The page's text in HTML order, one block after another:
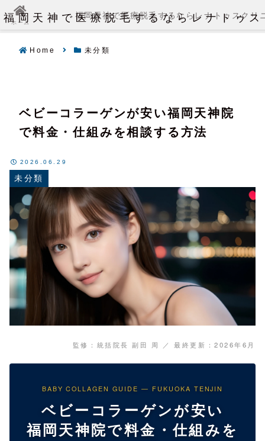
福岡天神で医療脱毛するならレナトゥ
Home 未分類
ベビーコラーゲンが安い福岡天神院
で料金・仕組みを相談する方法
未分類
2026.06.29
監修：統括院長 副田 周 ／ 最終更新：2026年6月
BABY COLLAGEN GUIDE — FUKUOKA TENJIN
ベビーコラーゲンが安い
福岡天神院で料金・仕組みを
ホーム
福岡天神で医療脱毛するならレナトゥスクリ